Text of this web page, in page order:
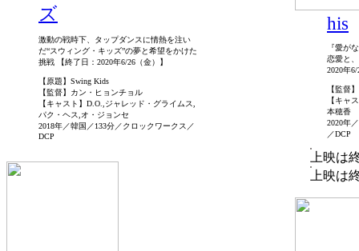
ズ
激動の戦時下、タップダンスに情熱を注い
だ“スウィング・キッズ”の夢と希望をかけた
挑戦 【終了日：2020年6/26（金）】
【原題】Swing Kids
【監督】カン・ヒョンチョル
【キャスト】D.O.,ジャレッド・グライムス,
パク・ヘス,オ・ジョンセ
2018年／韓国／133分／クロックワークス／
DCP
his
『愛が
恋愛と
2020年
【監督
【キャ
本穂香
2020年
／DCP
上映は
上映は